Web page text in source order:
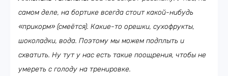
самом деле, на бортике всегда стоит какой-нибудь
«прикорм» (смеётся). Какие-то орешки, сухофрукты,
шоколадки, вода. Поэтому мы можем подплыть и
схватить. Ну тут у нас есть такие поощрения, чтобы не
умереть с голоду на тренировке.